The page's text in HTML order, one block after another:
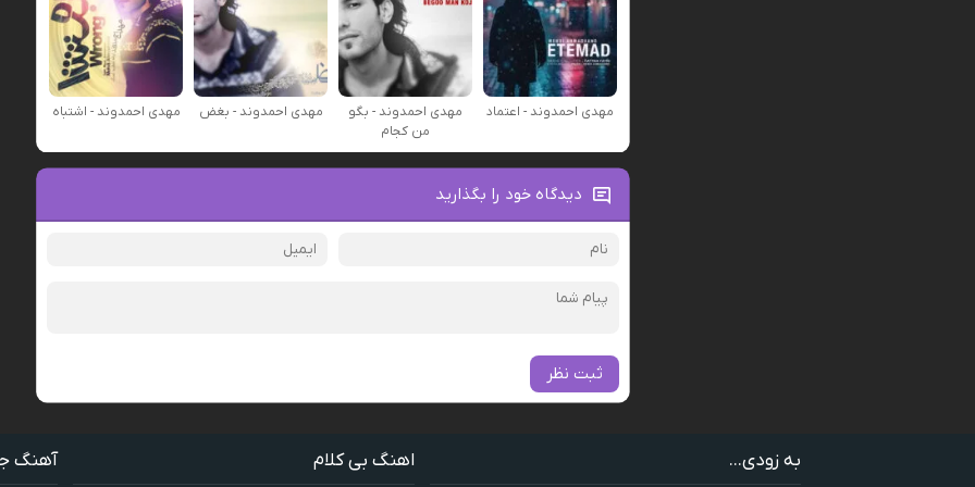
مهدی احمدوند - اعتماد
مهدی احمدوند - بگو
من كجام
مهدی احمدوند - بغض مهدی احمدوند - اشتباه
دیدگاه خود را بگذارید
ثبت نظر
به زودی... اهنگ بی کلام آهنگ